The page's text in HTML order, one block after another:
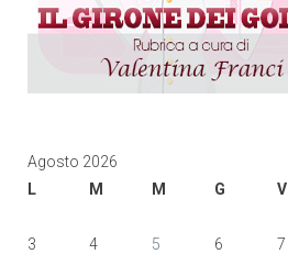
Agosto 2026
L
M M G V
3
4 5 6 7